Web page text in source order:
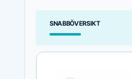
SNABBÖVERSIKT